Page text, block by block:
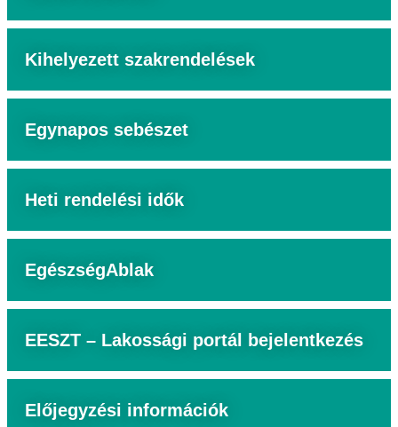
Kihelyezett szakrendelések
Egynapos sebészet
Heti rendelési idők
EgészségAblak
EESZT – Lakossági portál bejelentkezés
Előjegyzési információk